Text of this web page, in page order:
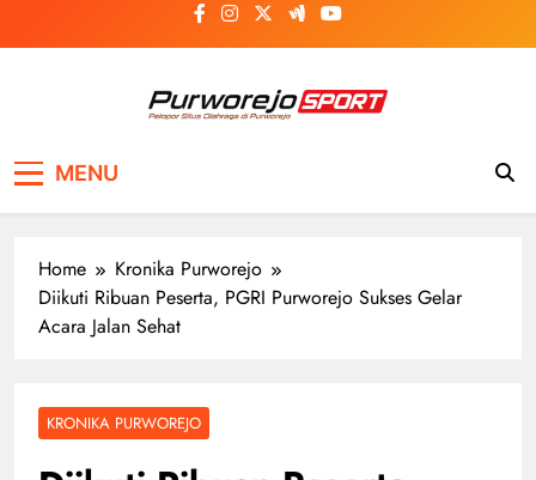
to
MENU
Home
Kronika Purworejo
Diikuti Ribuan Peserta, PGRI Purworejo Sukses Gelar
Acara Jalan Sehat
KRONIKA PURWOREJO